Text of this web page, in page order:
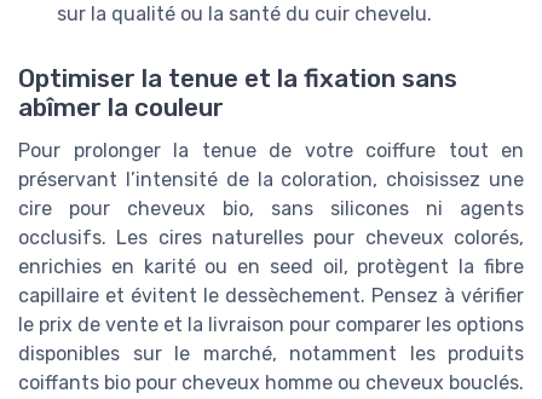
sur la qualité ou la santé du cuir chevelu.
Optimiser la tenue et la fixation sans
abîmer la couleur
Pour prolonger la tenue de votre coiffure tout en
préservant l’intensité de la coloration, choisissez une
cire pour cheveux bio, sans silicones ni agents
occlusifs. Les cires naturelles pour cheveux colorés,
enrichies en karité ou en seed oil, protègent la fibre
capillaire et évitent le dessèchement. Pensez à vérifier
le prix de vente et la livraison pour comparer les options
disponibles sur le marché, notamment les produits
coiffants bio pour cheveux homme ou cheveux bouclés.